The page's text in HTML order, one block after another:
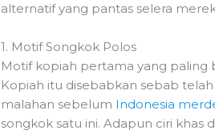
alternatif yang pantas selera
1. Motif Songkok Polos
Motif kopiah pertama yang paling
Kopiah itu disebabkan sebab
malahan sebelum Indonesia
songkok satu ini. Adapun ciri